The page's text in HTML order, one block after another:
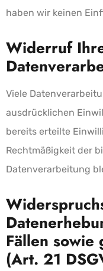
haben wir keinen
Widerruf
Viele
ausdrücklichen
bereits erteilte
Rechtmäßigkeit der
Datenverarbeitung
Fällen
(Art. 21